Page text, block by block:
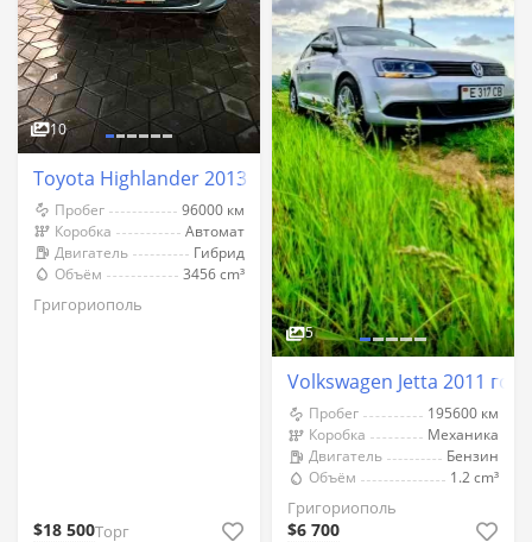
10
Toyota Highlander 2013 год Григориополь
Пробег
96000 км
Коробка
Автомат
Двигатель
Гибрид
Объём
3456 cm³
Григориополь
$18 500Торг
5
Volkswagen Jetta 2011
Пробег
195600 км
Коробка
Механика
Двигатель
Бензин
Объём
1.2 cm³
Григориополь
$6 700